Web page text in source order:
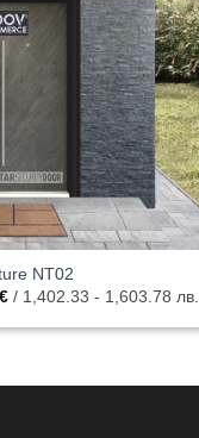
NT02
€Price
range:
717.00€
/ 1,402.33 - 1,603.78 лв.